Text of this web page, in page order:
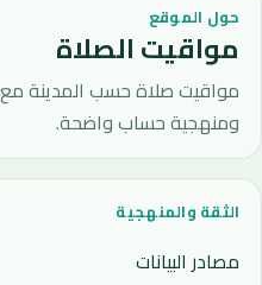
حول الموقع
مواقيت الصلاة
مواقيت صلاة حسب المدينة مع
ومنهجية حساب واضحة.
الثقة والمنهجية
مصادر البيانات